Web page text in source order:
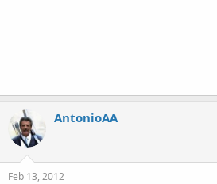
AntonioAA
Feb 13, 2012